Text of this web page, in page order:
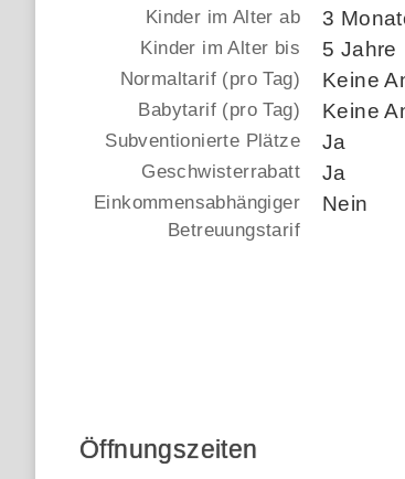
Kinder im Alter ab 3
Kinder im Alter bis 5 Jahre
Normaltarif (pro Tag) Keine
Babytarif (pro Tag) Keine
Subventionierte Plätze Ja
Geschwisterrabatt Ja
Einkommensabhängiger
Betreuungstarif
Nein
Öffnungszeiten